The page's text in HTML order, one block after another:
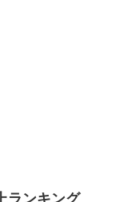
ランキング